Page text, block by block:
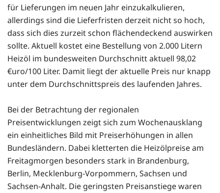
für Lieferungen im neuen Jahr einzukalkulieren,
allerdings sind die Lieferfristen derzeit nicht so hoch,
dass sich dies zurzeit schon flächendeckend auswirken
sollte. Aktuell kostet eine Bestellung von 2.000 Litern
Heizöl im bundesweiten Durchschnitt aktuell 98,02
€uro/100 Liter. Damit liegt der aktuelle Preis nur knapp
unter dem Durchschnittspreis des laufenden Jahres.
Bei der Betrachtung der regionalen
Preisentwicklungen zeigt sich zum Wochenausklang
ein einheitliches Bild mit Preiserhöhungen in allen
Bundesländern. Dabei kletterten die Heizölpreise am
Freitagmorgen besonders stark in Brandenburg,
Berlin, Mecklenburg-Vorpommern, Sachsen und
Sachsen-Anhalt. Die geringsten Preisanstiege waren